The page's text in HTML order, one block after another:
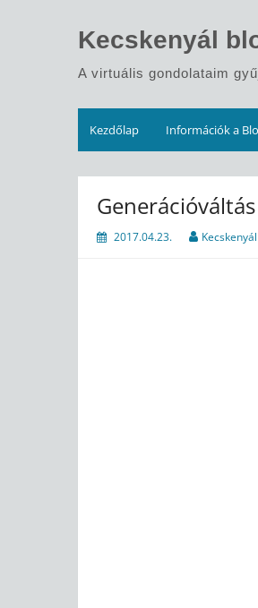
Kecskenyál
A virtuális gondolataim
Kezdőlap Információk a
Generációváltás
2017.04.23. Kecskenyál